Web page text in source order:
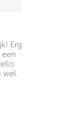
Erg
wel.